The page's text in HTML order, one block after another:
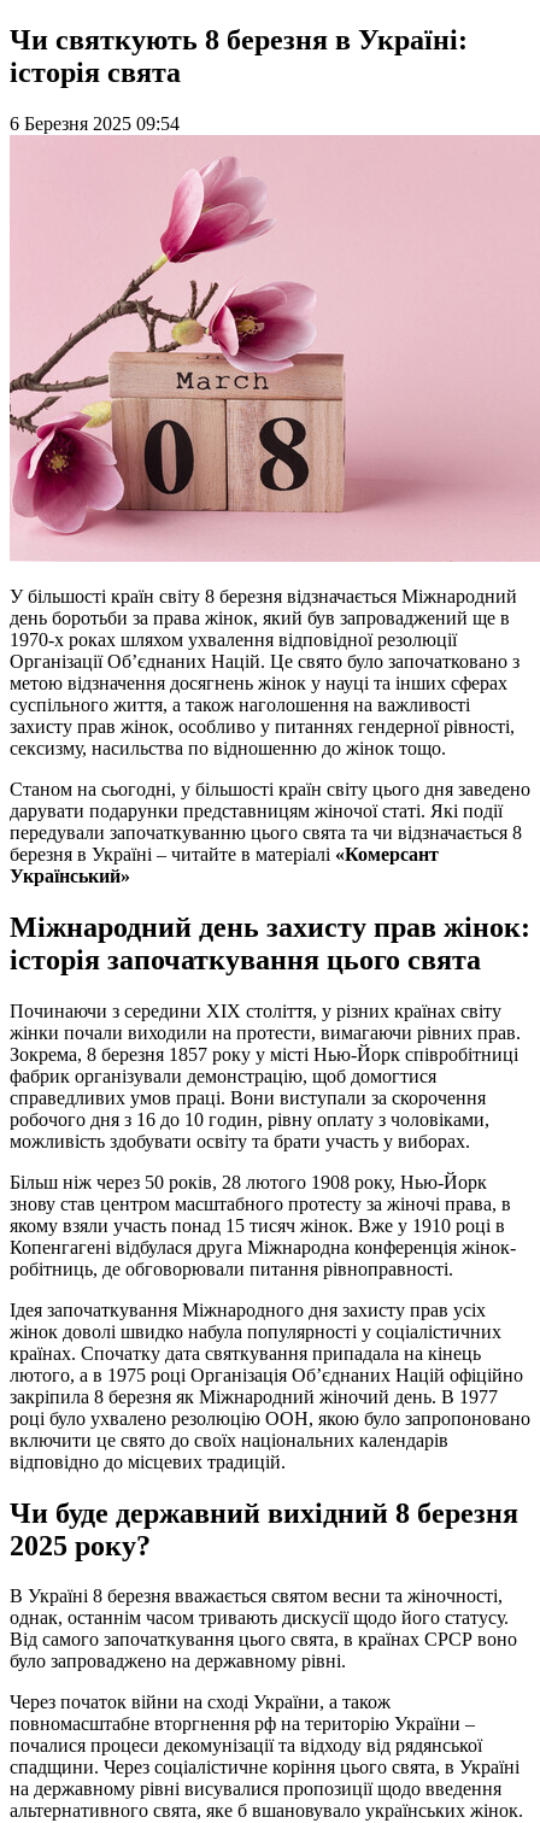
Чи святкують 8 березня в Україні:
історія свята
6 Березня 2025 09:54
У більшості країн світу 8 березня відзначається Міжнародний
день боротьби за права жінок, який був запроваджений ще в
1970-х роках шляхом ухвалення відповідної резолюції
Організації Обʼєднаних Націй. Це свято було започатковано з
метою відзначення досягнень жінок у науці та інших сферах
суспільного життя, а також наголошення на важливості
захисту прав жінок, особливо у питаннях гендерної рівності,
сексизму, насильства по відношенню до жінок тощо.
Станом на сьогодні, у більшості країн світу цього дня заведено
дарувати подарунки представницям жіночої статі. Які події
передували започаткуванню цього свята та чи відзначається 8
березня в Україні – читайте в матеріалі «Комерсант
Український»
Міжнародний день захисту прав жінок:
історія започаткування цього свята
Починаючи з середини XIX століття, у різних країнах світу
жінки почали виходили на протести, вимагаючи рівних прав.
Зокрема, 8 березня 1857 року у місті Нью-Йорк співробітниці
фабрик організували демонстрацію, щоб домогтися
справедливих умов праці. Вони виступали за скорочення
робочого дня з 16 до 10 годин, рівну оплату з чоловіками,
можливість здобувати освіту та брати участь у виборах.
Більш ніж через 50 років, 28 лютого 1908 року, Нью-Йорк
знову став центром масштабного протесту за жіночі права, в
якому взяли участь понад 15 тисяч жінок. Вже у 1910 році в
Копенгагені відбулася друга Міжнародна конференція жінок-
робітниць, де обговорювали питання рівноправності.
Ідея започаткування Міжнародного дня захисту прав усіх
жінок доволі швидко набула популярності у соціалістичних
країнах. Спочатку дата святкування припадала на кінець
лютого, а в 1975 році Організація Об’єднаних Націй офіційно
закріпила 8 березня як Міжнародний жіночий день. В 1977
році було ухвалено резолюцію ООН, якою було запропоновано
включити це свято до своїх національних календарів
відповідно до місцевих традицій.
Чи буде державний вихідний 8 березня
2025 року?
В Україні 8 березня вважається святом весни та жіночності,
однак, останнім часом тривають дискусії щодо його статусу.
Від самого започаткування цього свята, в країнах СРСР воно
було запроваджено на державному рівні.
Через початок війни на сході України, а також
повномасштабне вторгнення рф на територію України –
почалися процеси декомунізації та відходу від рядянської
спадщини. Через соціалістичне коріння цього свята, в Україні
на державному рівні висувалися пропозиції щодо введення
альтернативного свята, яке б вшановувало українських жінок.